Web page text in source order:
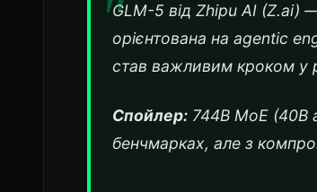
GLM-5 від Zhipu AI (Z.ai)
орієнтована на agentic
став важливим кроком у
Спойлер: 744B MoE (40B
бенчмарках, але з